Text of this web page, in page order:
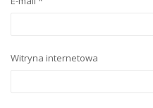
Witryna internetowa